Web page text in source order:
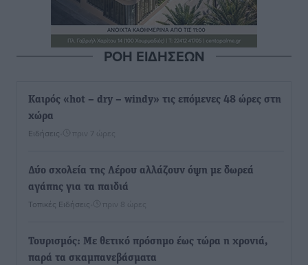
ΡΟΗ ΕΙΔΗΣΕΩΝ
Καιρός «hot – dry – windy» τις επόμενες 48 ώρες στη
χώρα
Ειδήσεις πριν 7 ώρες
Δύο σχολεία της Λέρου αλλάζουν όψη με δωρεά
αγάπης για τα παιδιά
Τοπικές Ειδήσεις πριν 8 ώρες
Τουρισμός: Με θετικό πρόσημο έως τώρα η χρονιά,
παρά τα σκαμπανεβάσματα